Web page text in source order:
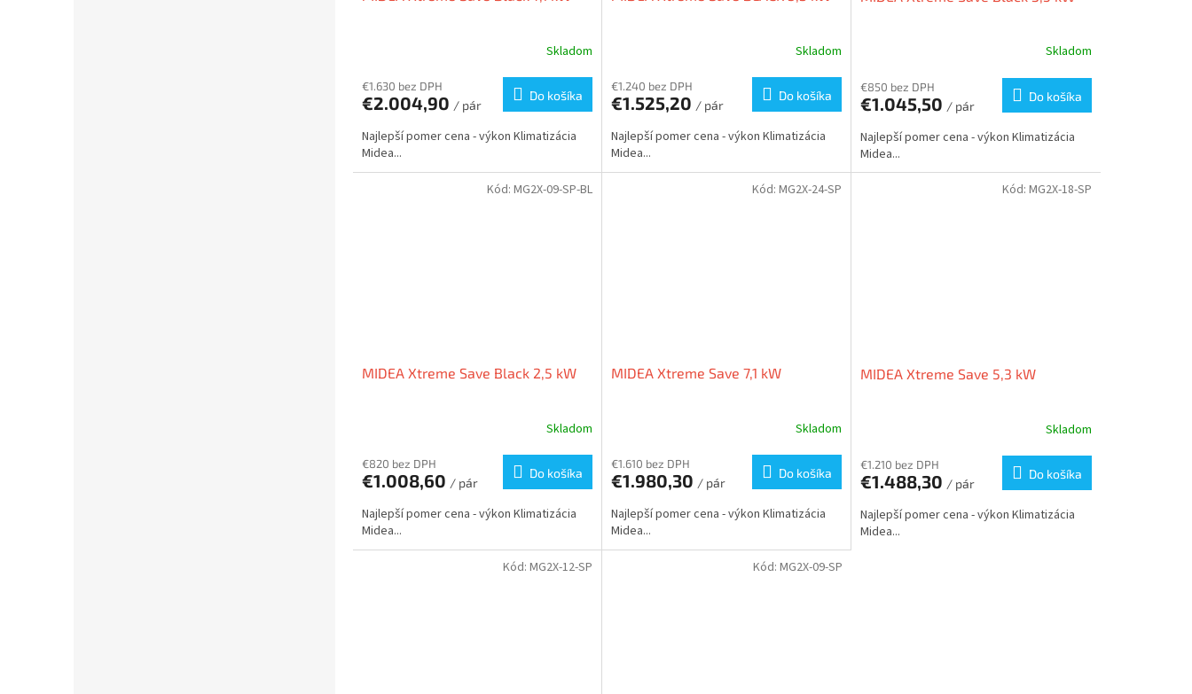
Skladom
€1.630 bez DPH
€2.004,90 / pár
Do košíka
Najlepší pomer cena - výkon Klimatizácia
Midea...
Skladom
€1.240 bez DPH
€1.525,20 / pár
Do košíka
Najlepší pomer cena - výkon Klimatizácia
Midea...
Skladom
€850 bez DPH
€1.045,50 / pár
Do košíka
Najlepší pomer cena - výkon Klimatizácia
Midea...
MIDEA Xtreme Save Black 2,5 kW
Skladom
€820 bez DPH
€1.008,60 / pár
Do košíka
Najlepší pomer cena - výkon Klimatizácia
Midea...
Kód: MG2X-09-SP-BL
MIDEA Xtreme Save 7,1 kW
Skladom
€1.610 bez DPH
€1.980,30 / pár
Do košíka
Najlepší pomer cena - výkon Klimatizácia
Midea...
Kód: MG2X-24-SP
MIDEA Xtreme Save 5,3 kW
Skladom
€1.210 bez DPH
€1.488,30 / pár
Do košíka
Najlepší pomer cena - výkon Klimatizácia
Midea...
Kód: MG2X-18-SP
Kód: MG2X-12-SP Kód: MG2X-09-SP